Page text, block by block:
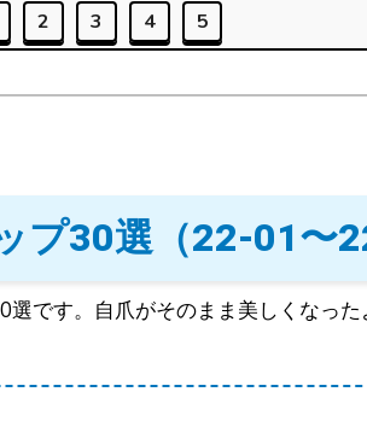
2 3 4 5
プ30選（22-01〜